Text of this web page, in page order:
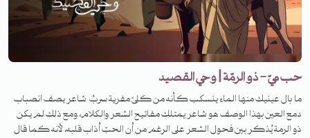
حب ميّ - ذو الرمّة | وحي القصيد
ما بال عينيك منها الماء ينسكب كأنه من كلىً مفرية سربُ شاعر يصف انصباب
دمع العين بهذا الوصف هو شاعر يمتلك مفاتيح الشعر والكلام، ومع ذلك لم يكن
ذو الرمة يُذكر بين فحول الشعر على الرغم من أن الحبّ أذاب قلبه، لأنه كما قال